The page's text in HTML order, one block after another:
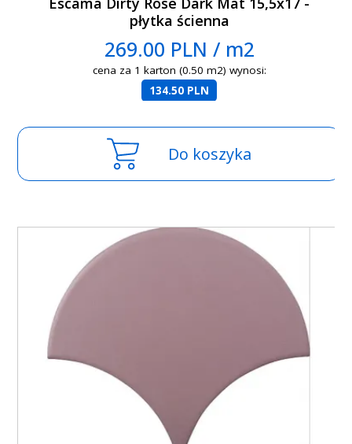
płytka ścienna
269.00 PLN / m2
cena za 1 karton (0.50 m2) wynosi:
134.50 PLN
Do koszyka